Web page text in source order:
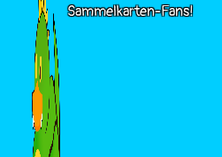
Sammelkarten-Fans!